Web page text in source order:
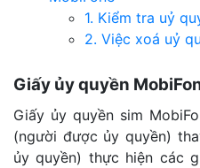
1. Kiểm tra uỷ
2. Việc xoá uỷ
Giấy ủy quyền
Giấy ủy quyền sim
(người được ủy quyền)
ủy quyền) thực hiện các